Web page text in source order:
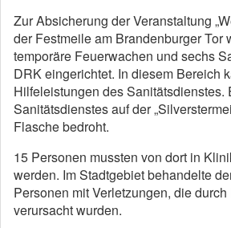
Zur Absicherung der Veranstaltung
der Festmeile am Brandenburger Tor
temporäre Feuerwachen und sechs
DRK eingerichtet. In diesem Bereich
Hilfeleistungen des Sanitätsdienstes.
Sanitätsdienstes auf der
Flasche bedroht.
15 Personen mussten von dort in
werden. Im Stadtgebiet behandelte
Personen mit Verletzungen, die
verursacht wurden.